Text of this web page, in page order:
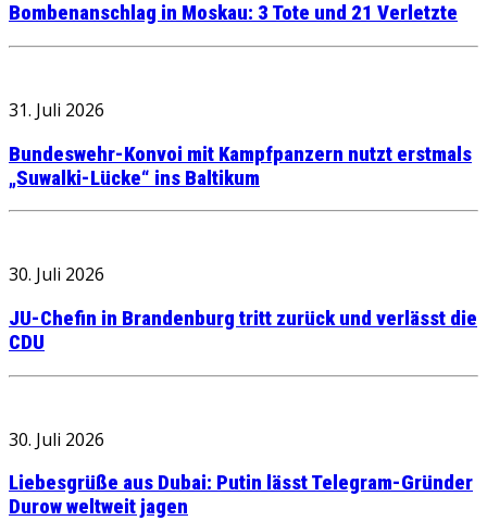
Bombenanschlag in Moskau: 3 Tote und 21 Verletzte
31. Juli 2026
Bundeswehr-Konvoi mit Kampfpanzern nutzt erstmals
„Suwalki-Lücke“ ins Baltikum
30. Juli 2026
JU-Chefin in Brandenburg tritt zurück und verlässt die
CDU
30. Juli 2026
Liebesgrüße aus Dubai: Putin lässt Telegram-Gründer
Durow weltweit jagen